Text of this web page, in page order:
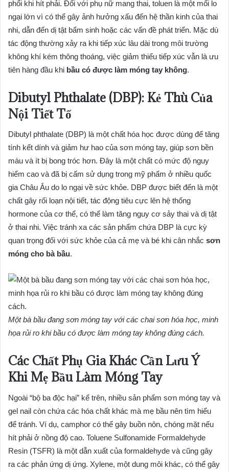
phổi khi hít phải. Đối với phụ nữ mang thai, toluen là một mối lo
ngại lớn vì có thể gây ảnh hưởng xấu đến hệ thần kinh của thai
nhi, dẫn đến dị tật bẩm sinh hoặc các vấn đề phát triển. Mặc dù
tác động thường xảy ra khi tiếp xúc lâu dài trong môi trường
không khí kém thông thoáng, việc giảm thiểu tiếp xúc vẫn là ưu
tiên hàng đầu khi bầu có được làm móng tay không.
Dibutyl Phthalate (DBP): Kẻ Thù Của
Nội Tiết Tố
Dibutyl phthalate (DBP) là một chất hóa học được dùng để tăng
tính kết dính và giảm hư hao của sơn móng tay, giúp sơn bền
màu và ít bị bong tróc hơn. Đây là một chất có mức độ nguy
hiểm cao và đã bị cấm sử dụng trong mỹ phẩm ở nhiều quốc
gia Châu Âu do lo ngại về sức khỏe. DBP được biết đến là một
chất gây rối loạn nội tiết, tác động tiêu cực lên hệ thống
hormone của cơ thể, có thể làm tăng nguy cơ sảy thai và dị tật
ở thai nhi. Việc tránh xa các sản phẩm chứa DBP là cực kỳ
quan trọng đối với sức khỏe của cả mẹ và bé khi cân nhắc sơn
móng cho bà bầu.
Một bà bầu đang sơn móng tay với các chai sơn hóa học, minh
họa rủi ro khi bầu có được làm móng tay không đúng cách.
Các Chất Phụ Gia Khác Cần Lưu Ý
Khi Mẹ Bầu Làm Móng Tay
Ngoài “bộ ba độc hại” kể trên, nhiều sản phẩm sơn móng tay và
gel nail còn chứa các hóa chất khác mà mẹ bầu nên tìm hiểu
để tránh. Ví dụ, camphor có thể gây buồn nôn, chóng mặt nếu
hít phải ở nồng độ cao. Toluene Sulfonamide Formaldehyde
Resin (TSFR) là một dẫn xuất của formaldehyde và cũng gây
ra các phản ứng dị ứng. Xylene, một dung môi khác, có thể gây